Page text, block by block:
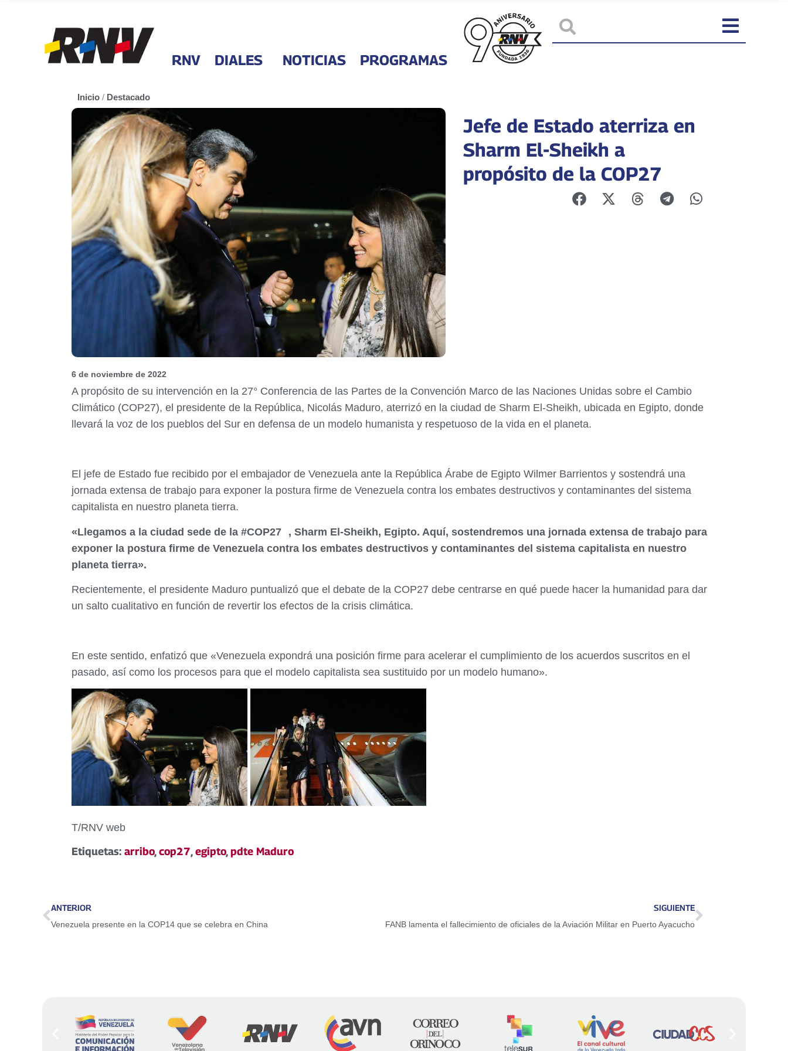
RNV DIALES NOTICIAS PROGRAMAS
Inicio / Destacado
Jefe de Estado aterriza en
Sharm El-Sheikh a
propósito de la COP27
6 de noviembre de 2022
A propósito de su intervención en la 27° Conferencia de las Partes de la Convención Marco de las Naciones Unidas sobre el Cambio
Climático (COP27), el presidente de la República, Nicolás Maduro, aterrizó en la ciudad de Sharm El-Sheikh, ubicada en Egipto, donde
llevará la voz de los pueblos del Sur en defensa de un modelo humanista y respetuoso de la vida en el planeta.
El jefe de Estado fue recibido por el embajador de Venezuela ante la República Árabe de Egipto Wilmer Barrientos y sostendrá una
jornada extensa de trabajo para exponer la postura firme de Venezuela contra los embates destructivos y contaminantes del sistema
capitalista en nuestro planeta tierra.
«Llegamos a la ciudad sede de la #COP27 , Sharm El-Sheikh, Egipto. Aquí, sostendremos una jornada extensa de trabajo para
exponer la postura firme de Venezuela contra los embates destructivos y contaminantes del sistema capitalista en nuestro
planeta tierra».
Recientemente, el presidente Maduro puntualizó que el debate de la COP27 debe centrarse en qué puede hacer la humanidad para dar
un salto cualitativo en función de revertir los efectos de la crisis climática.
En este sentido, enfatizó que «Venezuela expondrá una posición firme para acelerar el cumplimiento de los acuerdos suscritos en el
pasado, así como los procesos para que el modelo capitalista sea sustituido por un modelo humano».
T/RNV web
Etiquetas: arribo,cop27,egipto,pdte Maduro
ANTERIOR
Venezuela presente en la COP14 que se celebra en China
SIGUIENTE
FANB lamenta el fallecimiento de oficiales de la Aviación Militar en Puerto Ayacucho